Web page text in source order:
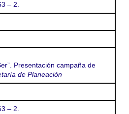
– 2.
Presentación campaña de
de Planeación
– 2.